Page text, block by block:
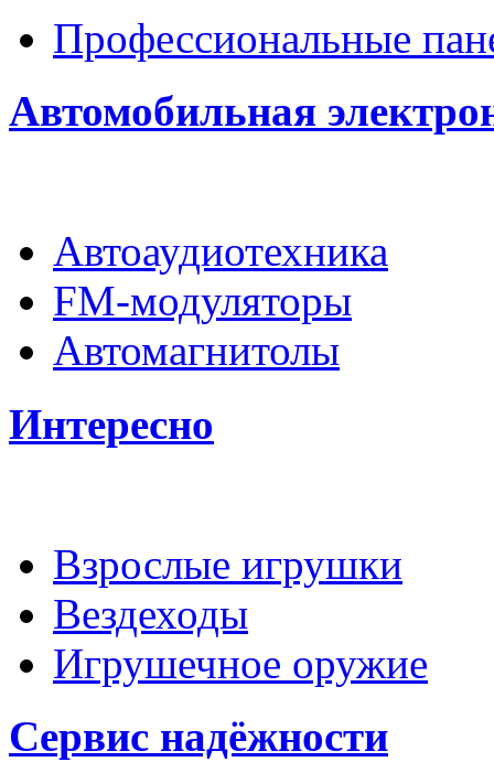
Профессиональные
Автомобильная
Автоаудиотехника
FM-модуляторы
Автомагнитолы
Интересно
Взрослые игрушки
Вездеходы
Игрушечное оружие
Сервис надёжности